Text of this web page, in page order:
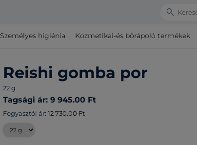
Search
Személyes higiénia Kozmetikai-és bőrápoló termékek
Reishi gomba por
22 g
Tagsági ár: 9 945.00 Ft
Fogyasztói ár: 12 730.00 Ft